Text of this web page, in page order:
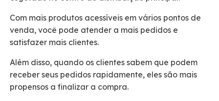
Com mais produtos acessíveis em vários pontos de
venda, você pode atender a mais pedidos e
satisfazer mais clientes.
Além disso, quando os clientes sabem que podem
receber seus pedidos rapidamente, eles são mais
propensos a finalizar a compra.